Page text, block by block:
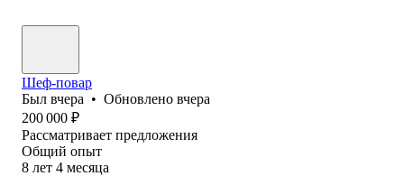
Шеф-повар
Был вчера • Обновлено вчера
200 000 ₽
Рассматривает предложения
Общий опыт
8 лет 4 месяца